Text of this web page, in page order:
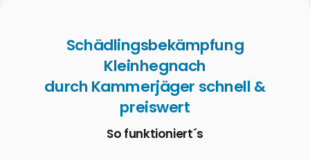
Schädlingsbekämpfung
Kleinhegnach
durch Kammerjäger schnell &
preiswert
So funktioniert´s